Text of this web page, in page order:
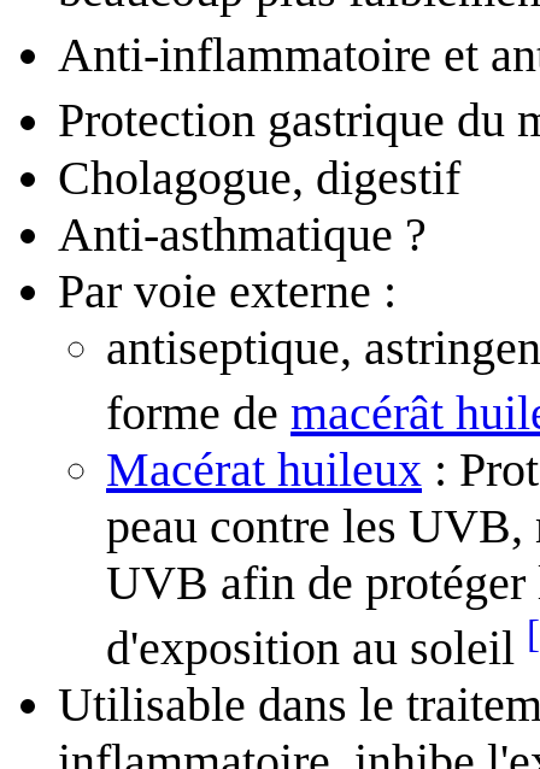
Anti-inflammatoire et
Protection gastrique du
Cholagogue, digestif
Anti-asthmatique ?
Par voie externe :
antiseptique,
forme de macérât
Macérat huileux :
peau contre les
UVB afin de protéger
d'exposition au soleil [
Utilisable dans le